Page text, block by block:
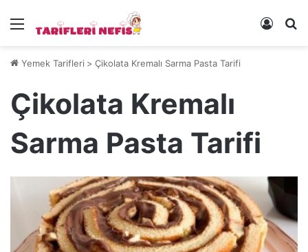
Menü Kayıt
Yemek Tarifleri > Çikolata Kremalı Sarma Pasta Tarifi
Çikolata Kremalı
Sarma Pasta Tarifi